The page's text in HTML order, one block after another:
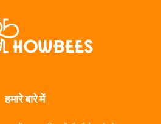
हमारे बारे में